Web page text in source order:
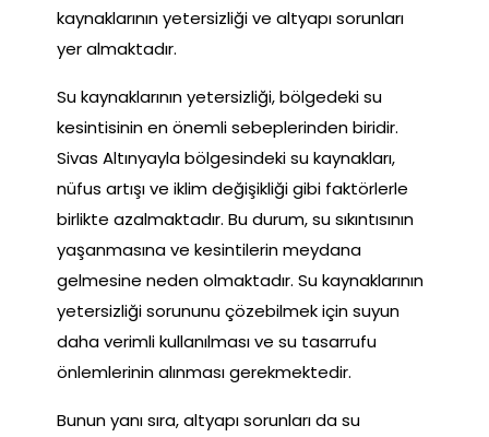
kaynaklarının yetersizliği ve altyapı sorunları
yer almaktadır.
Su kaynaklarının yetersizliği, bölgedeki su
kesintisinin en önemli sebeplerinden biridir.
Sivas Altınyayla bölgesindeki su kaynakları,
nüfus artışı ve iklim değişikliği gibi faktörlerle
birlikte azalmaktadır. Bu durum, su sıkıntısının
yaşanmasına ve kesintilerin meydana
gelmesine neden olmaktadır. Su kaynaklarının
yetersizliği sorununu çözebilmek için suyun
daha verimli kullanılması ve su tasarrufu
önlemlerinin alınması gerekmektedir.
Bunun yanı sıra, altyapı sorunları da su